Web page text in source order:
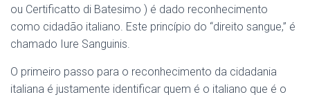
ou Certificatto di Batesimo ) é dado reconhecimento
como cidadão italiano. Este princípio do “direito sangue,” é
chamado Iure Sanguinis.
O primeiro passo para o reconhecimento da cidadania
italiana é justamente identificar quem é o italiano que é o